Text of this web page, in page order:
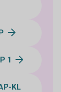
1
KL